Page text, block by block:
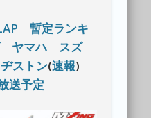
暫定ランキ
ヤマハ
スズ
ストン(速報)
送予定